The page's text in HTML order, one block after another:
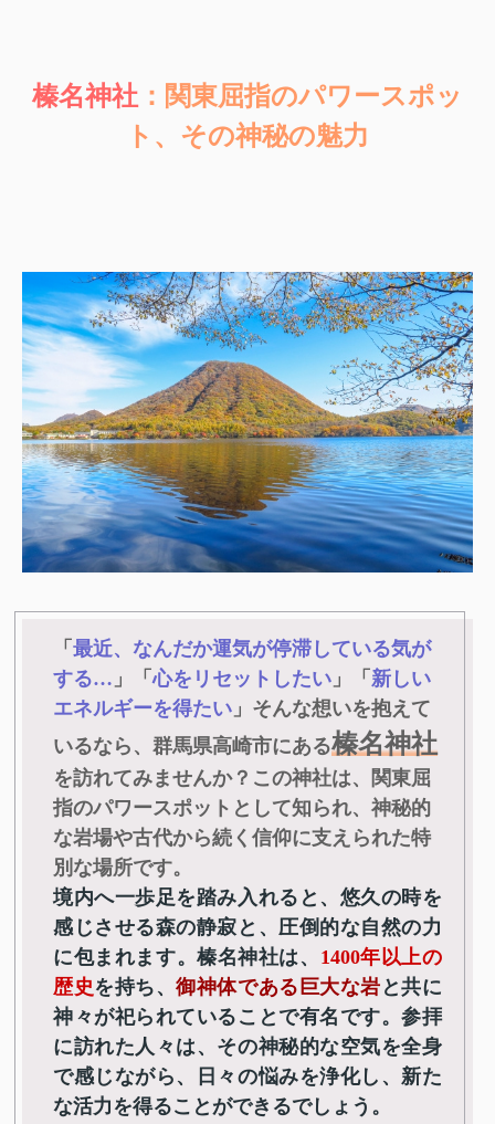
榛名神社 ：関東屈指のパワースポッ
ト、その神秘の魅力
「 最近、なんだか運気が停滞している気が
する… 」「心をリセットしたい 」「 新しい
エネルギーを得たい 」そんな想いを抱えて
いるなら、群馬県高崎市にある榛名神社
を訪れてみませんか？この神社は、関東屈
指のパワースポットとして知られ、神秘的
な岩場や古代から続く信仰に支えられた特
別な場所です。
境内へ一歩足を踏み入れると、悠久の時を
感じさせる森の静寂と、圧倒的な自然の力
に包まれます。榛名神社は、 1400年以上の
歴史 を持ち、御神体である巨大な岩 と共に
神々が祀られていることで有名です。参拝
に訪れた人々は、その神秘的な空気を全身
で感じながら、日々の悩みを浄化し、新た
な活力を得ることができるでしょう。